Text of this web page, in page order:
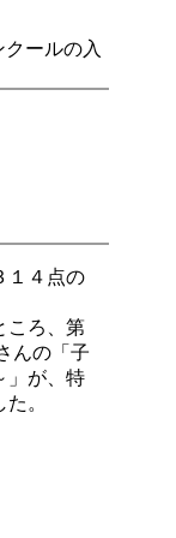
ールの入
１４点の
ころ、第
んの「子
」が、特
。